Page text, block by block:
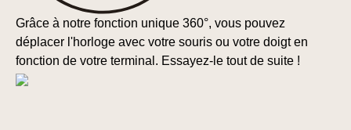
Grâce à notre fonction unique 360°, vous pouvez
déplacer l'horloge avec votre souris ou votre doigt en
fonction de votre terminal. Essayez-le tout de suite !